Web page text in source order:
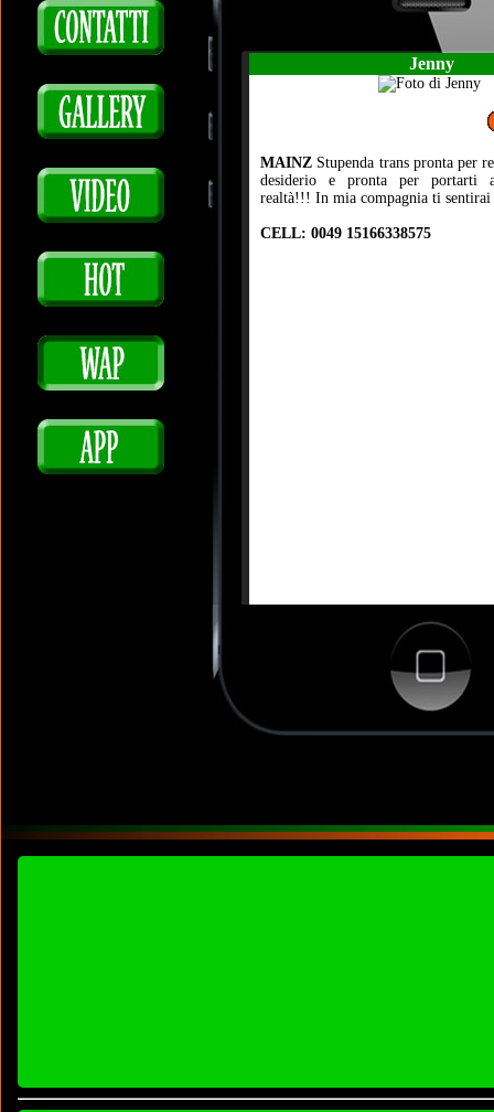
Jenny
MAINZ Stupenda trans pronta per
desiderio e pronta per portarti
realtà!!! In mia compagnia ti
CELL: 0049 15166338575